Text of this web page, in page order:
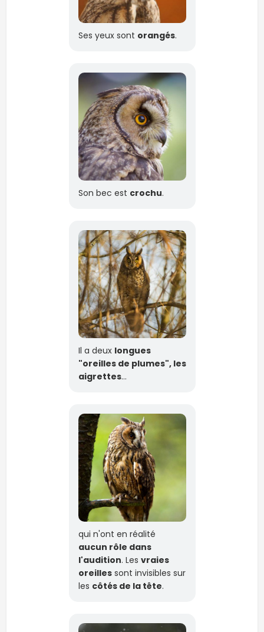
Ses yeux sont orangés.
Son bec est crochu.
Il a deux longues
"oreilles de plumes", les
aigrettes…
qui n'ont en réalité
aucun rôle dans
l'audition. Les vraies
oreillessont invisibles sur
les côtés de la tête.